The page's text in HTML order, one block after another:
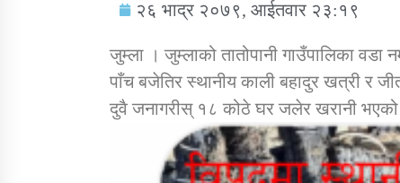
सामाजिक बिकास कार्यालय जुम्लाकाे सुचना
२६ भाद्र २०७९, आईतवार २३:१९
जुम्ला । जुम्लाको तातोपानी गाउँपालिका
पाँच बजेतिर स्थानीय काली बहादुर खत्री र
दुवै जनागरीस् १८ कोठे घर जलेर खरानी